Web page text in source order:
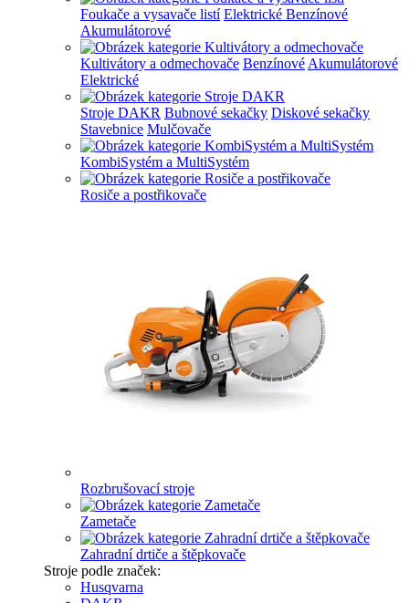
Foukače a vysavače listí Elektrické Benzínové
Akumulátorové
Kultivátory a odmechovače Benzínové Akumulátorové
Elektrické
Stroje DAKR Bubnové sekačky Diskové sekačky
Stavebnice Mulčovače
KombiSystém a MultiSystém
Rosiče a postřikovače
Rozbrušovací stroje
Zametače
Zahradní drtiče a štěpkovače
Stroje podle značek:
Husqvarna